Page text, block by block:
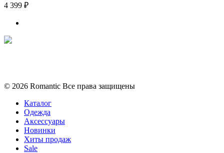
4 399 ₽
© 2026 Romantic Все права защищены
Каталог
Одежда
Аксессуары
Новинки
Хиты продаж
Sale